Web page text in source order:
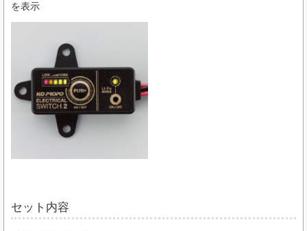
を表示
セット内容